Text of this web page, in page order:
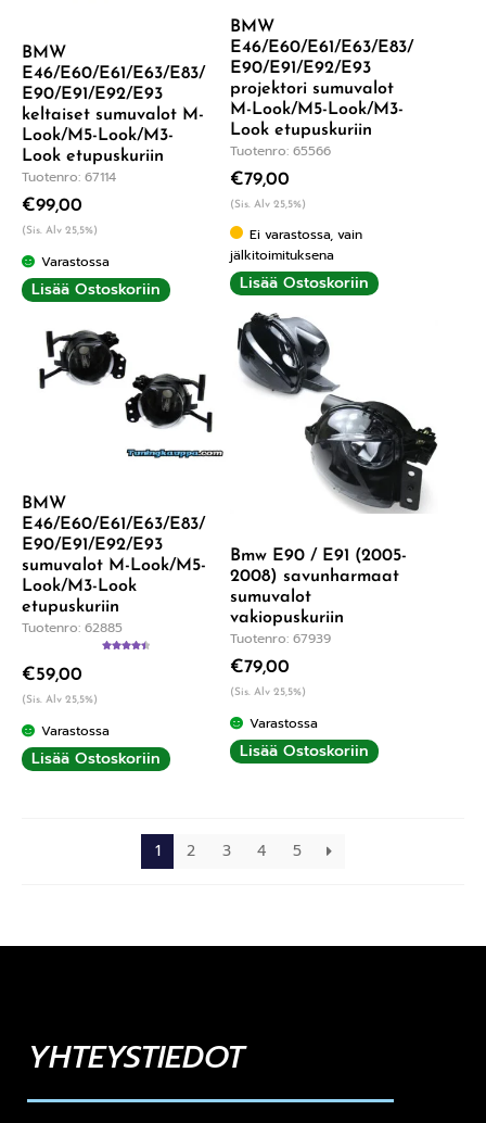
BMW
E46/E60/E61/E63/E83/
E90/E91/E92/E93
keltaiset sumuvalot M-
Look/M5-Look/M3-
Look etupuskuriin
Tuotenro: 67114
€99,00
(Sis. Alv 25,5%)
Varastossa
Lisää Ostoskoriin
BMW
E46/E60/E61/E63/E83/
E90/E91/E92/E93
projektori sumuvalot
M-Look/M5-Look/M3-
Look etupuskuriin
Tuotenro: 65566
€79,00
(Sis. Alv 25,5%)
Ei varastossa, vain
jälkitoimituksena
Lisää Ostoskoriin
BMW
E46/E60/E61/E63/E83/
E90/E91/E92/E93
sumuvalot M-Look/M5-
Look/M3-Look
etupuskuriin
Tuotenro: 62885
€59,00
(Sis. Alv 25,5%)
Varastossa
Lisää Ostoskoriin
Bmw E90 / E91 (2005-
2008) savunharmaat
sumuvalot
vakiopuskuriin
Tuotenro: 67939
€79,00
(Sis. Alv 25,5%)
Varastossa
Lisää Ostoskoriin
1 2 3 4 5
YHTEYSTIEDOT